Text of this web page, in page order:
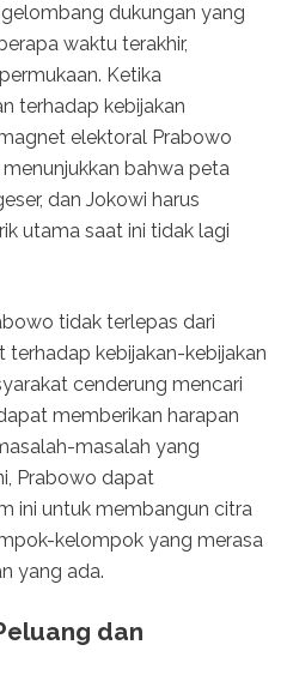
dukungan yang
waktu terakhir,
Ketika
terhadap kebijakan
elektoral Prabowo
bahwa peta
dan Jokowi harus
utama saat ini tidak lagi
tidak terlepas dari
terhadap kebijakan-kebijakan
cenderung mencari
memberikan harapan
masalah yang
Prabowo dapat
ini untuk membangun citra
kelompok yang merasa
yang ada.
dan